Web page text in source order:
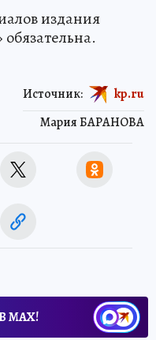
издания
Мария БАРАНОВА
Источник: kp.ru
МАХ!